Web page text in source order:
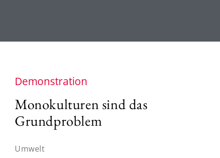
Demonstration
Monokulturen sind das
Grundproblem
Umwelt